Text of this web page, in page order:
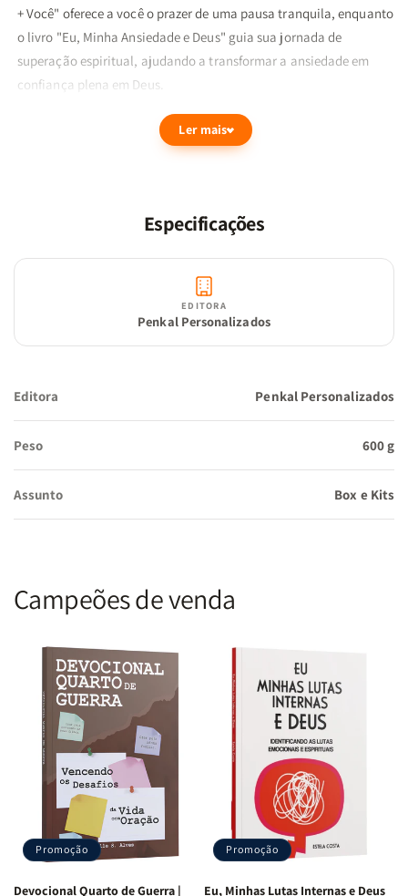
+ Você" oferece a você o prazer de uma pausa tranquila, enquanto
o livro "Eu, Minha Ansiedade e Deus" guia sua jornada de
superação espiritual, ajudando a transformar a ansiedade em
confiança plena em Deus.
Sobre a Caneca Eu + Você Branca
conexão, tornando-a uma companhia ideal para o seu café da
manhã ou para aquele momento de descanso durante o dia.
Sobre o Livro Eu, Minha Ansiedade e Deus
Neste livro, Abner Bueno oferece uma abordagem única para lidar
vida de oração, como transformar a ansiedade em confiança e
bíblico para lidar com a ansiedade, enquanto a caneca serve
como um lembrete diário da sua jornada de fé.
criando uma rotina que alimenta sua alma e acalma sua
mente.
Transformação Interior:
Aprenda a encontrar paz em
Deus, superando a ansiedade com práticas espirituais
profundas.
Design e Conforto:
A caneca é ideal para momentos de
introspecção e oração, criando uma atmosfera serena para
seu dia.
Este kit é uma excelente opção para quem busca mais paz e
Ler mais
Especificações
EDITORA
Penkal Personalizados
Editora Penkal Personalizados
Peso 600 g
Assunto Box e Kits
Campeões de venda
Promoção
Devocional Quarto de Guerra |
Promoção
Eu, Minhas Lutas Internas e Deus